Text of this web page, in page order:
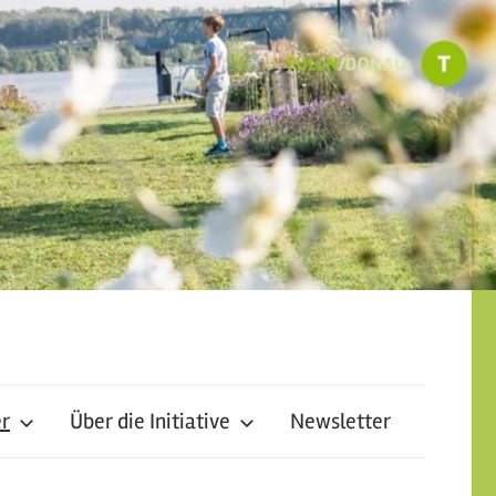
Über die Initiative Newsletter